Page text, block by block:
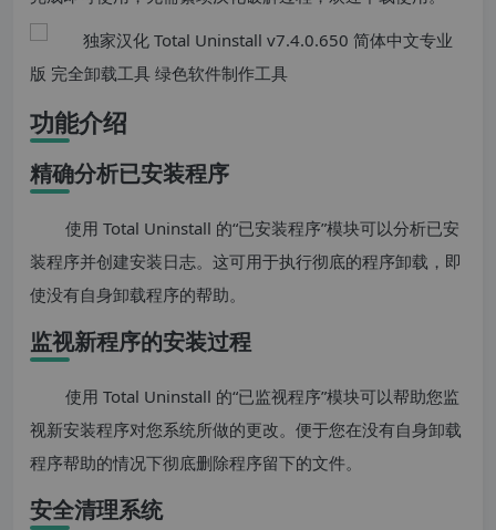
功能介绍
精确分析已安装程序
使用 Total Uninstall 的“已安装程序”模块可以分析已安
装程序并创建安装日志。这可用于执行彻底的程序卸载，即
使没有自身卸载程序的帮助。
监视新程序的安装过程
使用 Total Uninstall 的“已监视程序”模块可以帮助您监
视新安装程序对您系统所做的更改。便于您在没有自身卸载
程序帮助的情况下彻底删除程序留下的文件。
安全清理系统